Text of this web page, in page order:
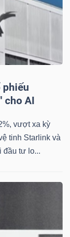
phiếu
cho AI
vượt xa kỳ
tinh Starlink và
đầu tư lo...